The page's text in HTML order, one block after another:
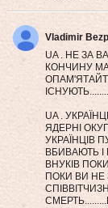
Vladimir
UA . НЕ ЗА
КОНЧИНУ
UA .
ЯДЕРНІ
УКРАЇНЦІВ
ВБИВАЮТЬ І
ВНУКІВ
ПОКИ ВИ